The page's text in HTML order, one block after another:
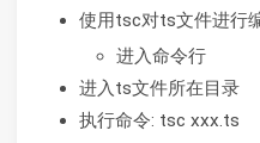
使用tsc对ts文件进行
进入命令行
进入ts文件所在目录
执行命令: tsc xxx.ts